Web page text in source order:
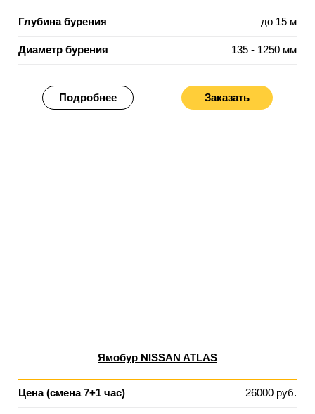
Глубина бурения до 15 м
Диаметр бурения 135 - 1250 мм
Подробнее Заказать
Ямобур NISSAN ATLAS
Цена (смена 7+1 час) 26000 руб.